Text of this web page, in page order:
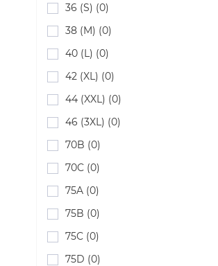
36 (S) (0)
38 (M) (0)
40 (L) (0)
42 (XL) (0)
44 (XXL) (0)
46 (3XL) (0)
70B (0)
70C (0)
75A (0)
75B (0)
75C (0)
75D (0)